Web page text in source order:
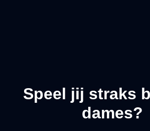
Speel jij straks
dames?